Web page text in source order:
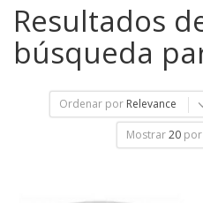
Resultados
búsqueda
Ordenar por Relevance
Mostrar 20